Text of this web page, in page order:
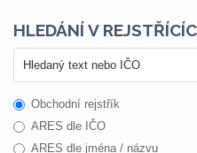
HLEDÁNÍ V
Obchodní rejstřík
ARES dle IČO
ARES dle jména / názvu